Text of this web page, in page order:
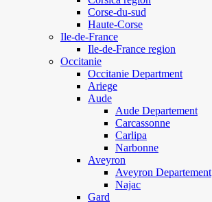
Corse-du-sud
Haute-Corse
Ile-de-France
Ile-de-France region
Occitanie
Occitanie Department
Ariege
Aude
Aude Departement
Carcassonne
Carlipa
Narbonne
Aveyron
Aveyron Departement
Najac
Gard